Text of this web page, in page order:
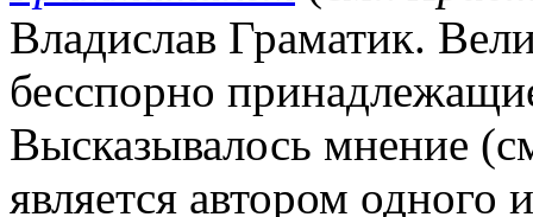
Владислав Граматик.
бесспорно
Высказывалось мнение
является автором